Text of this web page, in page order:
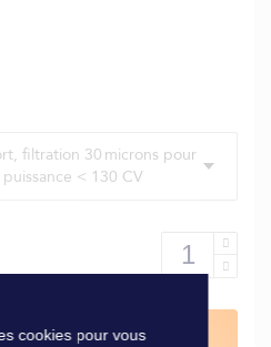
filtration 30 microns pour
< 130 CV
au panier
cookies pour vous